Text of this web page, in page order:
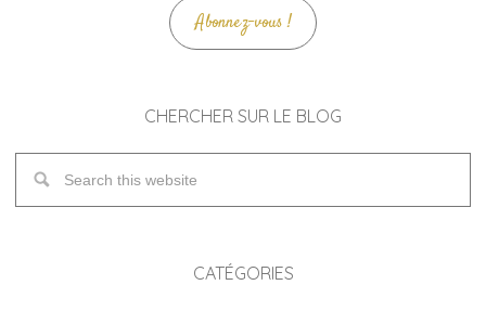
Abonnez-vous !
CHERCHER SUR LE BLOG
CATÉGORIES